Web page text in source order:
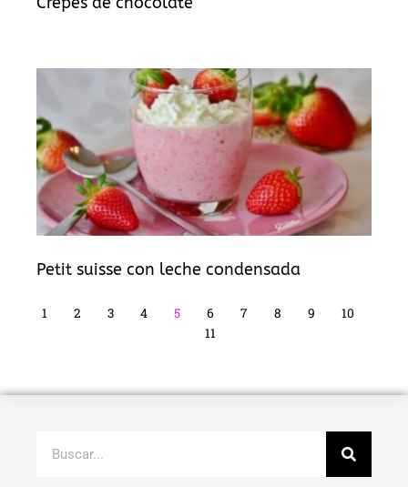
Petit suisse con leche condensada
1 2 3 4 5 6 7 8 9
10
11